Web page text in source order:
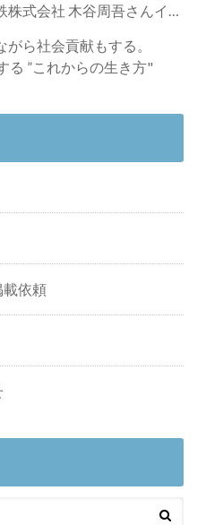
株式会社 木谷周吾さんイン
がら社会貢献もする。
る ”これからの生き方"
載依頼